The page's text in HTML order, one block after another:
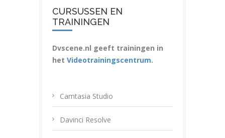
CURSUSSEN EN
TRAININGEN
Dvscene.nl geeft trainingen in
het Videotrainingscentrum.
Camtasia Studio
Davinci Resolve